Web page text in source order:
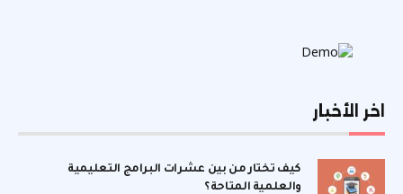
اخر الأخبار
كيف تختار من بين عشرات البرامج التعليمية
والعلمية المتاحة؟